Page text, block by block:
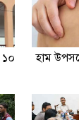
১০
হাম